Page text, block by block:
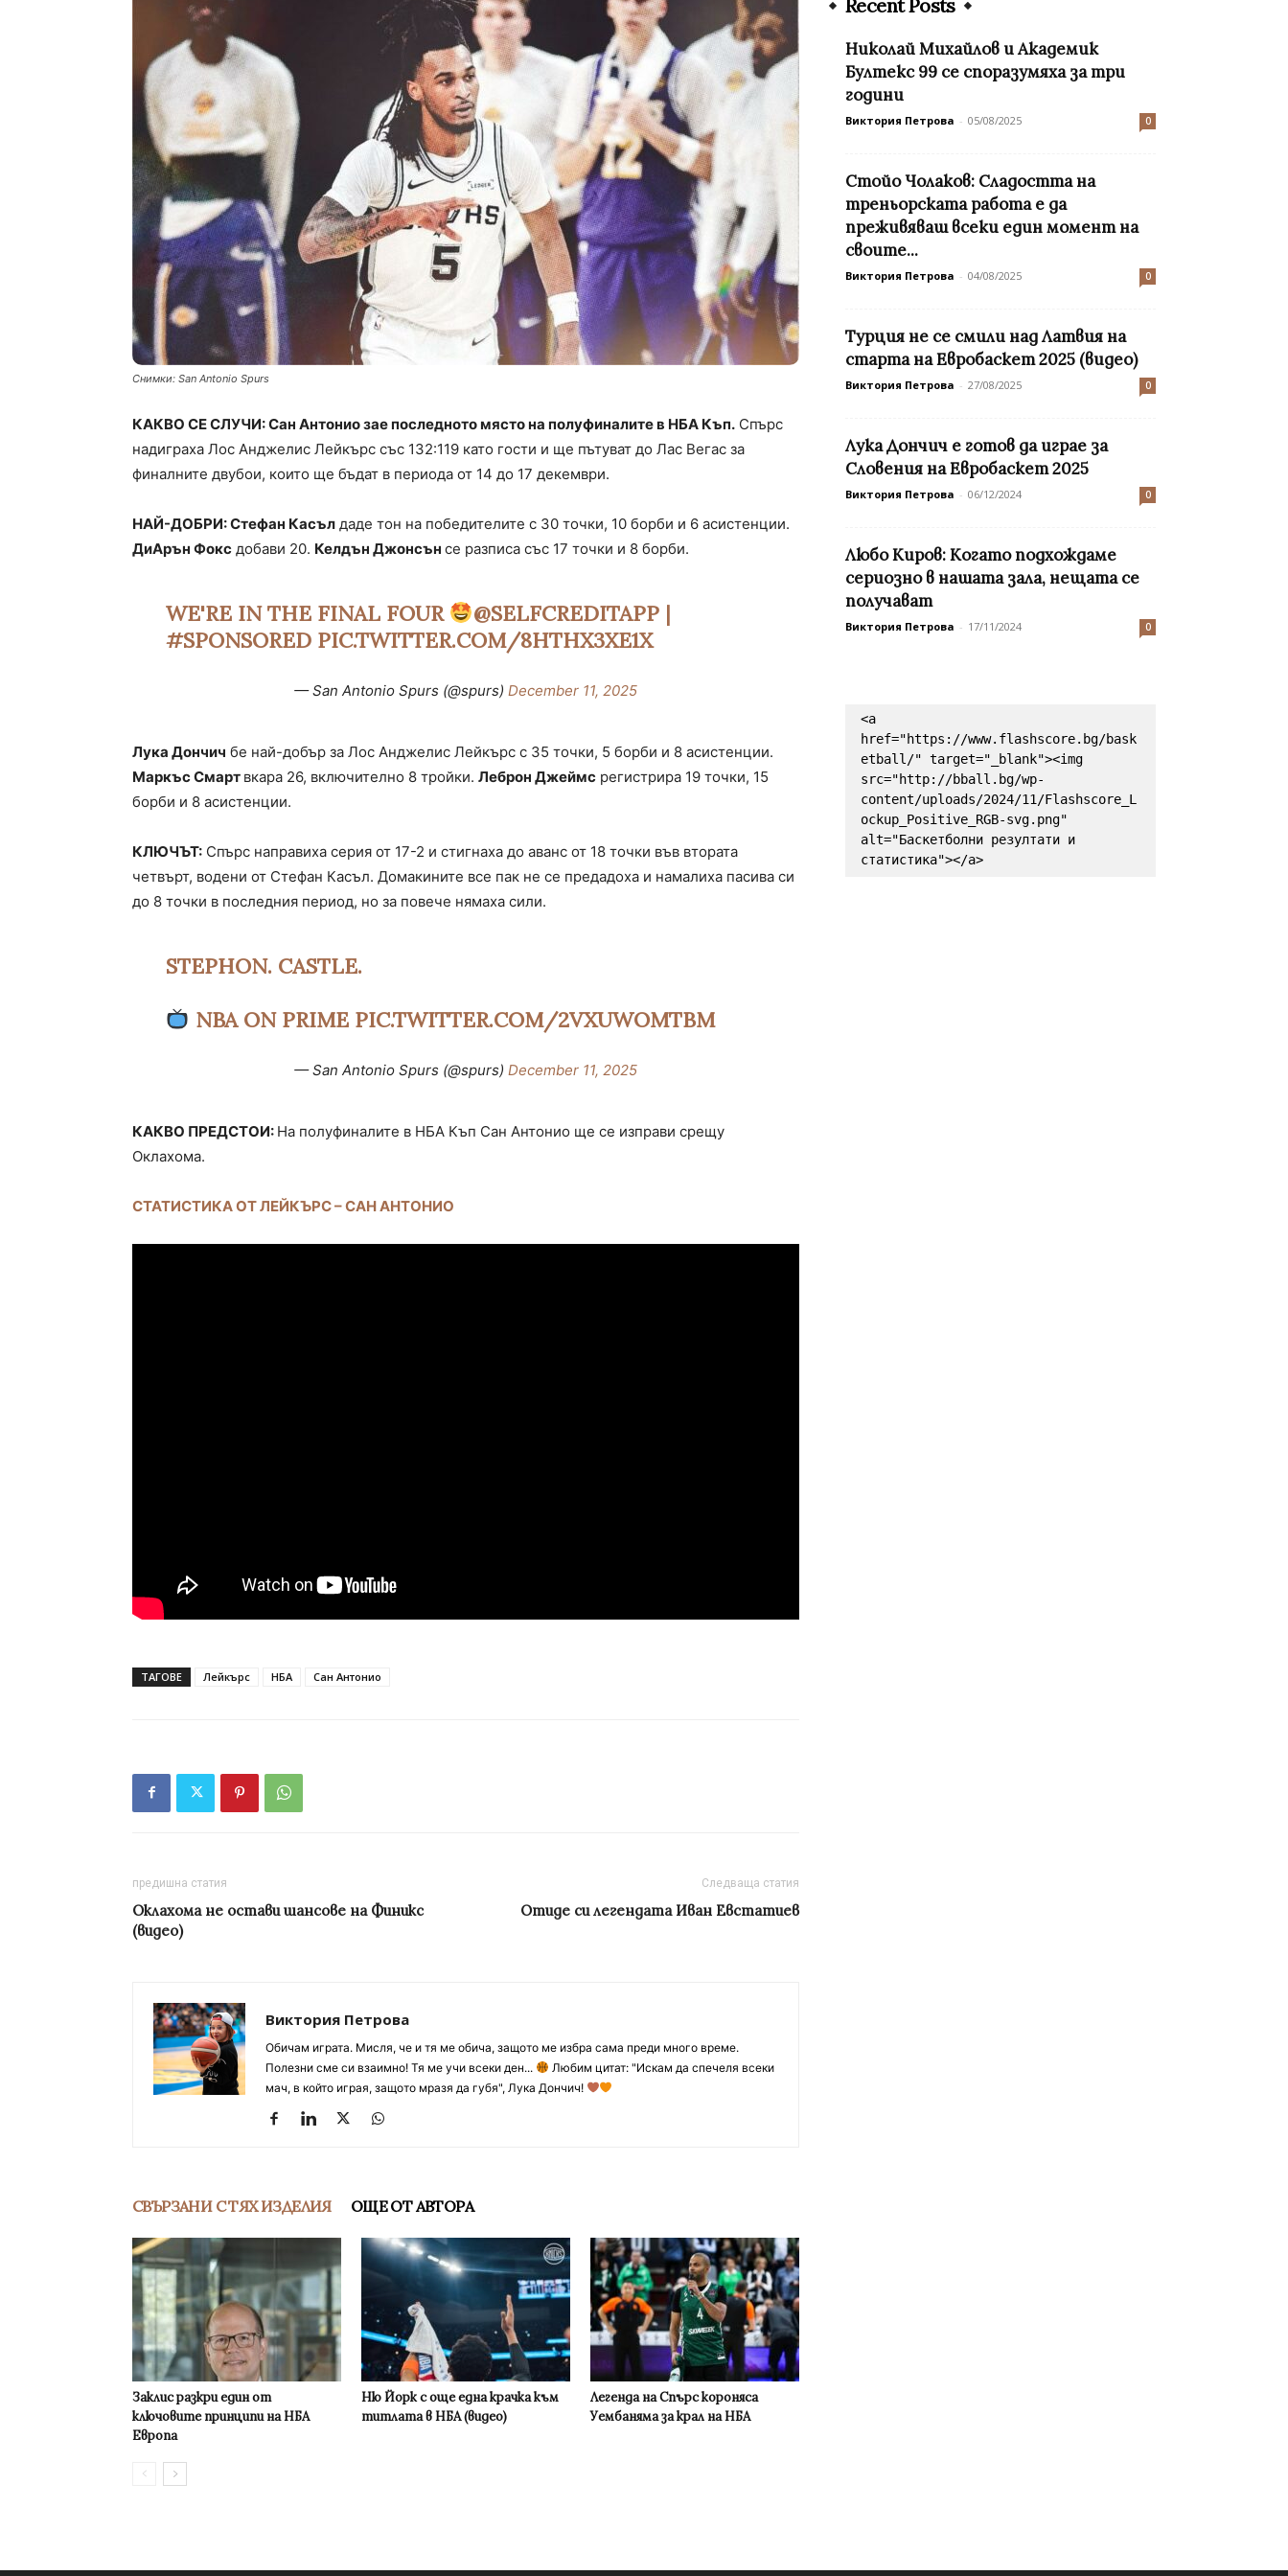
Снимки: San Antonio Spurs
КАКВО СЕ СЛУЧИ: Сан Антонио зае последното място на полуфиналите в НБА Къп. Спърс
надиграха Лос Анджелис Лейкърс със 132:119 като гости и ще пътуват до Лас Вегас за
финалните двубои, които ще бъдат в периода от 14 до 17 декември.
НАЙ-ДОБРИ: Стефан Касъл даде тон на победителите с 30 точки, 10 борби и 6 асистенции.
ДиАрън Фокс добави 20. Келдън Джонсън се разписа със 17 точки и 8 борби.
WE'RE IN THE FINAL FOUR @SELFCREDITAPP|
#SPONSORED PIC.TWITTER.COM/8HTHX3XE1X
— San Antonio Spurs (@spurs) December 11, 2025
Лука Дончич бе най-добър за Лос Анджелис Лейкърс с 35 точки, 5 борби и 8 асистенции.
Маркъс Смарт вкара 26, включително 8 тройки. Леброн Джеймс регистрира 19 точки, 15
борби и 8 асистенции.
КЛЮЧЪТ: Спърс направиха серия от 17-2 и стигнаха до аванс от 18 точки във втората
четвърт, водени от Стефан Касъл. Домакините все пак не се предадоха и намалиха пасива си
до 8 точки в последния период, но за повече нямаха сили.
STEPHON. CASTLE.
NBA ON PRIME PIC.TWITTER.COM/2VXUWOMTBM
— San Antonio Spurs (@spurs) December 11, 2025
КАКВО ПРЕДСТОИ: На полуфиналите в НБА Къп Сан Антонио ще се изправи срещу
Оклахома.
СТАТИСТИКА ОТ ЛЕЙКЪРС – САН АНТОНИО
ТАГОВЕ Лейкърс НБА Сан Антонио
предишна статия
Оклахома не остави шансове на Финикс
(видео)
Следваща статия
Отиде си легендата Иван Евстатиев
Виктория Петрова
Обичам играта. Мисля, че и тя ме обича, защото ме избра сама преди много време.
Полезни сме си взаимно! Тя ме учи всеки ден...
Любим цитат: "Искам да спечеля всеки
мач, в който играя, защото мразя да губя", Лука Дончич!
СВЪРЗАНИ С ТЯХ ИЗДЕЛИЯ ОЩЕ ОТ АВТОРА
Заклис разкри един от
ключовите принципи на НБА
Европа
Ню Йорк с още една крачка към
титлата в НБА (видео)
Легенда на Спърс короняса
Уембаняма за крал на НБА
Recent Posts
Николай Михайлов и Академик
Бултекс 99 се споразумяха за три
години
Виктория Петрова - 05/08/2025 0
Стойо Чолаков: Сладостта на
треньорската работа е да
преживяваш всеки един момент на
своите...
Виктория Петрова - 04/08/2025 0
Турция не се смили над Латвия на
старта на Евробаскет 2025 (видео)
Виктория Петрова - 27/08/2025 0
Лука Дончич е готов да играе за
Словения на Евробаскет 2025
Виктория Петрова - 06/12/2024 0
Любо Киров: Когато подхождаме
сериозно в нашата зала, нещата се
получават
Виктория Петрова - 17/11/2024 0
<a
href="https://www.flashscore.bg/bask
etball/" target="_blank"><img
src="http://bball.bg/wp-
content/uploads/2024/11/Flashscore_L
ockup_Positive_RGB-svg.png"
alt="Баскетболни резултати и
статистика"></a>